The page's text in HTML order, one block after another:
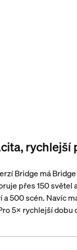
rychlejší
Bridge má
přes 150 světel
500 scén. Navíc
5× rychlejší dobu